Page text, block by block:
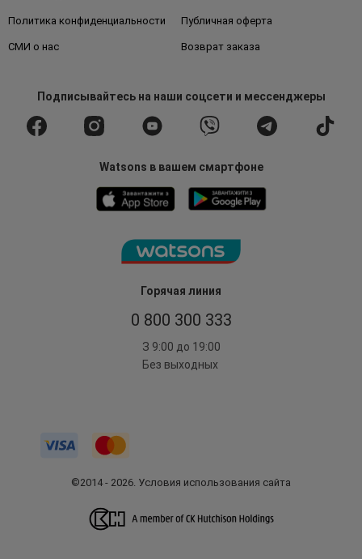
Горячая линия
0 800 300 333
З 9:00 до 19:00
Без выходных
Политика конфиденциальности Публичная оферта
СМИ о нас Возврат заказа
Подписывайтесьна наши соцсети и мессенджеры
Watsons в вашем смартфоне
©2014 - 2026. Условия использования сайта